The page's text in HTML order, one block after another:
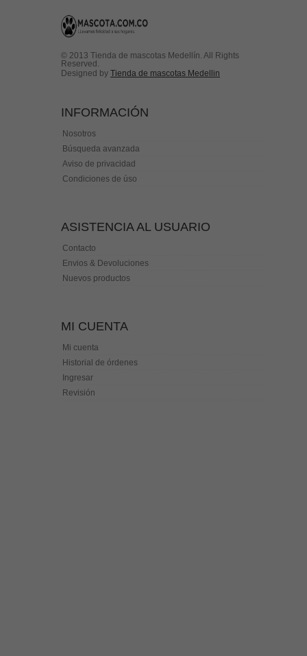
© 2013 Tienda de mascotas Medellín. All Rights
Reserved.
Designed by Tienda de mascotas Medellin
INFORMACIÓN
Nosotros
Búsqueda avanzada
Aviso de privacidad
Condiciones de úso
ASISTENCIA AL USUARIO
Contacto
Envios & Devoluciones
Nuevos productos
MI CUENTA
Mi cuenta
Historial de órdenes
Ingresar
Revisión